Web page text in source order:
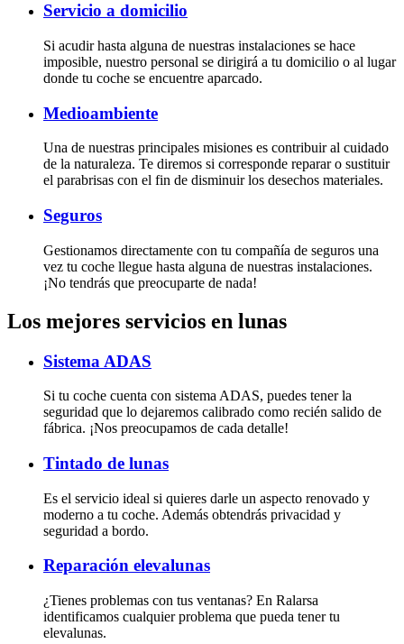
Servicio a domicilio
Si acudir hasta alguna de nuestras instalaciones se hace
imposible, nuestro personal se dirigirá a tu domicilio o al lugar
donde tu coche se encuentre aparcado.
Medioambiente
Una de nuestras principales misiones es contribuir al cuidado
de la naturaleza. Te diremos si corresponde reparar o sustituir
el parabrisas con el fin de disminuir los desechos materiales.
Seguros
Gestionamos directamente con tu compañía de seguros una
vez tu coche llegue hasta alguna de nuestras instalaciones.
¡No tendrás que preocuparte de nada!
Los mejores servicios en lunas
Sistema ADAS
Si tu coche cuenta con sistema ADAS, puedes tener la
seguridad que lo dejaremos calibrado como recién salido de
fábrica. ¡Nos preocupamos de cada detalle!
Tintado de lunas
Es el servicio ideal si quieres darle un aspecto renovado y
moderno a tu coche. Además obtendrás privacidad y
seguridad a bordo.
Reparación elevalunas
¿Tienes problemas con tus ventanas? En Ralarsa
identificamos cualquier problema que pueda tener tu
elevalunas.